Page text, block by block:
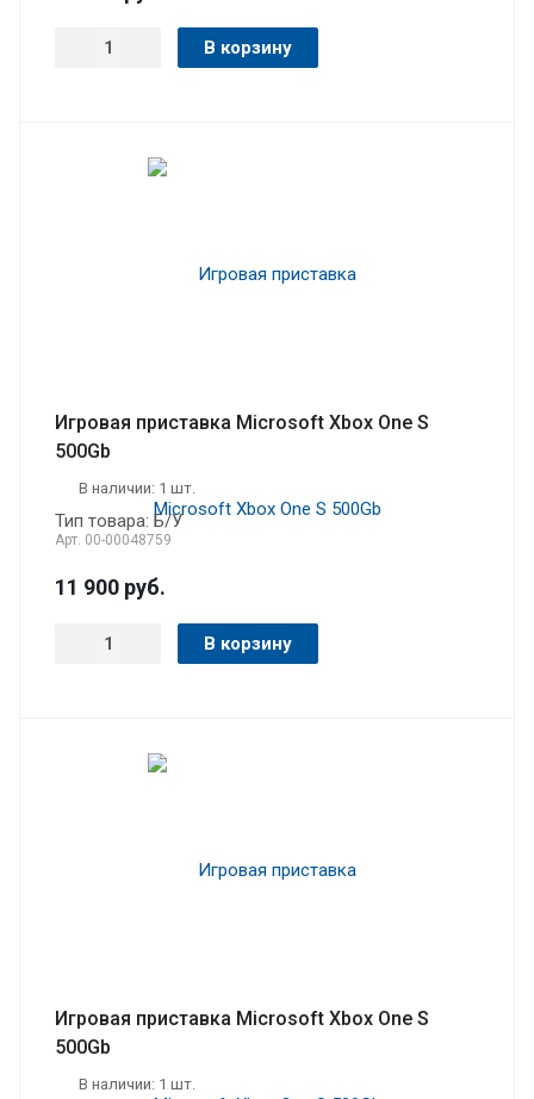
В корзину
Игровая приставка Microsoft Xbox One S
500Gb
В наличии: 1 шт.
Тип товара: Б/У
Арт. 00-00048759
11 900 руб.
В корзину
Игровая приставка Microsoft Xbox One S
500Gb
В наличии: 1 шт.